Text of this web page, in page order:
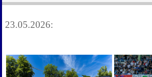
23.05.2026: